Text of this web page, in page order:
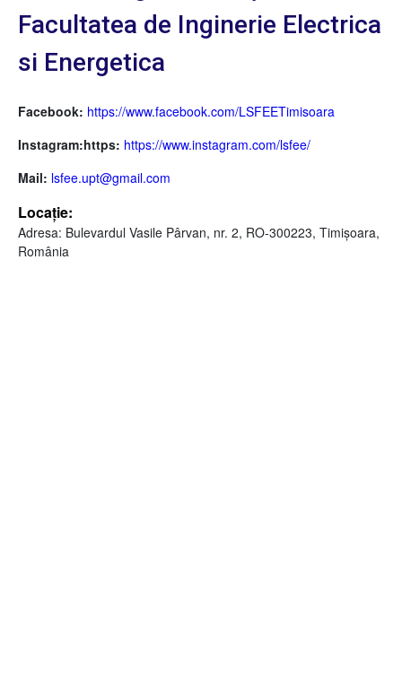
Facultatea de Inginerie Electrica
si Energetica
Facebook: https://www.facebook.com/LSFEETimisoara
Instagram:https: https://www.instagram.com/lsfee/
Mail: lsfee.upt@gmail.com
Locație:
Adresa: Bulevardul Vasile Pârvan, nr. 2, RO-300223, Timişoara,
România